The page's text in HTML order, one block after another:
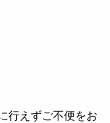
行えずご不便をお